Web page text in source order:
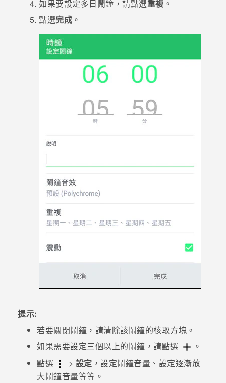
如果要設定多日鬧鐘，請點選重複 。
點選完成 。
提示:
若要關閉鬧鐘，請清除該鬧鐘的核取方塊。
如果需要設定三個以上的鬧鐘，請點選
。
點選
> 設定 ，設定鬧鐘音量、設定逐漸放
大鬧鐘音量等等。